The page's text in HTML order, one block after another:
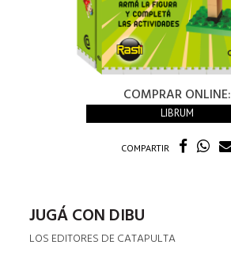
COMPRAR ONLINE:
LIBRUM
COMPARTIR
JUGÁ CON DIBU
LOS EDITORES DE CATAPULTA